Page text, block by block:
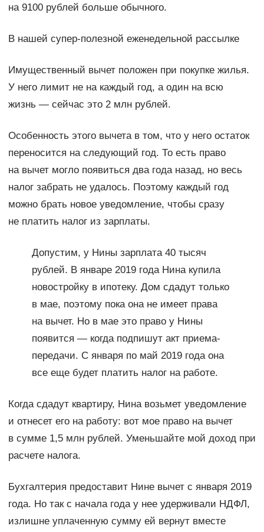
на 9100 рублей больше обычного.
В нашей супер-полезной еженедельной рассылке
Имущественный вычет положен при покупке жилья.
У него лимит не на каждый год, а один на всю
жизнь — сейчас это 2 млн рублей.
Особенность этого вычета в том, что у него остаток
переносится на следующий год. То есть право
на вычет могло появиться два года назад, но весь
налог забрать не удалось. Поэтому каждый год
можно брать новое уведомление, чтобы сразу
не платить налог из зарплаты.
Допустим, у Нины зарплата 40 тысяч
рублей. В январе 2019 года Нина купила
новостройку в ипотеку. Дом сдадут только
в мае, поэтому пока она не имеет права
на вычет. Но в мае это право у Нины
появится — когда подпишут акт приема-
передачи. С января по май 2019 года она
все еще будет платить налог на работе.
Когда сдадут квартиру, Нина возьмет уведомление
и отнесет его на работу: вот мое право на вычет
в сумме 1,5 млн рублей. Уменьшайте мой доход при
расчете налога.
Бухгалтерия предоставит Нине вычет с января 2019
года. Но так с начала года у нее удерживали НДФЛ,
излишне уплаченную сумму ей вернут вместе